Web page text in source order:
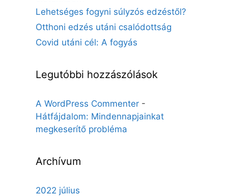
Lehetséges fogyni súlyzós edzéstől?
Otthoni edzés utáni csalódottság
Covid utáni cél: A fogyás
Legutóbbi hozzászólások
A WordPress Commenter -
Hátfájdalom: Mindennapjainkat
megkeserítő probléma
Archívum
2022 július